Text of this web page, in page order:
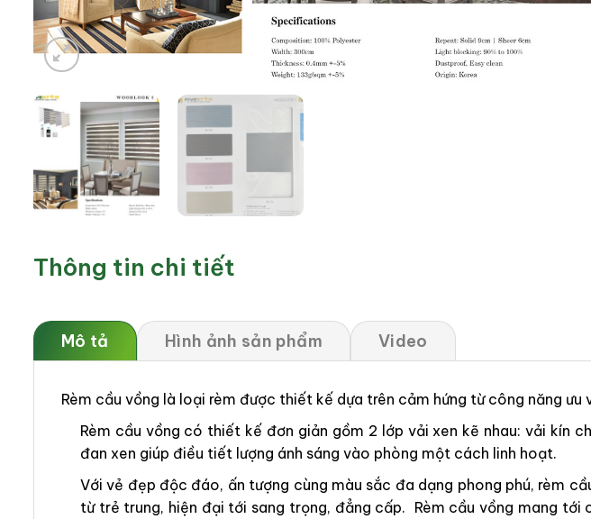
Thông tin chi tiết
Mô tả Hình ảnh sản phẩm Video
Rèm cầu vồng là loại rèm được thiết kế dựa trên cảm hứng từ công năng ưu
Rèm cầu vồng có thiết kế đơn giản gồm 2 lớp vải xen kẽ nhau: vải kín
đan xen giúp điều tiết lượng ánh sáng vào phòng một cách linh hoạt.
Với vẻ đẹp độc đáo, ấn tượng cùng màu sắc đa dạng phong phú, rèm
từ trẻ trung, hiện đại tới sang trọng, đẳng cấp. Rèm cầu vồng mang